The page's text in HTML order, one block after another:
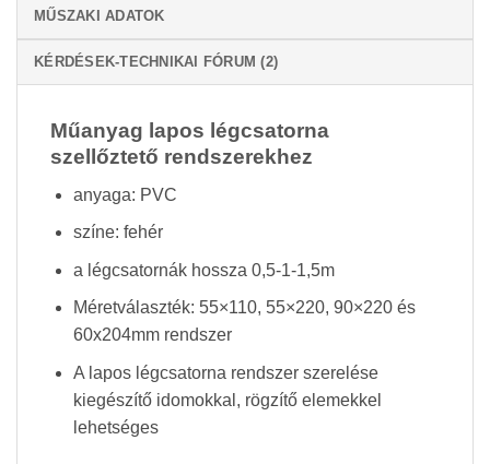
MŰSZAKI ADATOK
KÉRDÉSEK-TECHNIKAI FÓRUM (2)
Műanyag lapos légcsatorna
szellőztető rendszerekhez
anyaga: PVC
színe: fehér
a légcsatornák hossza 0,5-1-1,5m
Méretválaszték: 55×110, 55×220, 90×220 és
60x204mm rendszer
A lapos légcsatorna rendszer szerelése
kiegészítő idomokkal, rögzítő elemekkel
lehetséges